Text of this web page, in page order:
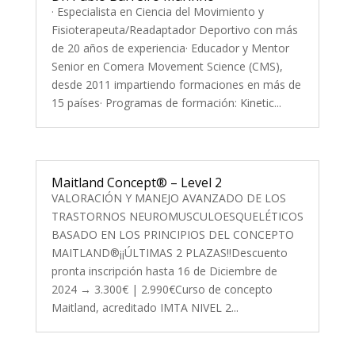
· Especialista en Ciencia del Movimiento y
Fisioterapeuta/Readaptador Deportivo con más
de 20 años de experiencia· Educador y Mentor
Senior en Comera Movement Science (CMS),
desde 2011 impartiendo formaciones en más de
15 países· Programas de formación: Kinetic...
Maitland Concept® – Level 2
VALORACIÓN Y MANEJO AVANZADO DE LOS
TRASTORNOS NEUROMUSCULOESQUELÉTICOS
BASADO EN LOS PRINCIPIOS DEL CONCEPTO
MAITLAND®¡¡ÚLTIMAS 2 PLAZAS!!Descuento
pronta inscripción hasta 16 de Diciembre de
2024 → 3.300€ | 2.990€Curso de concepto
Maitland, acreditado IMTA NIVEL 2...